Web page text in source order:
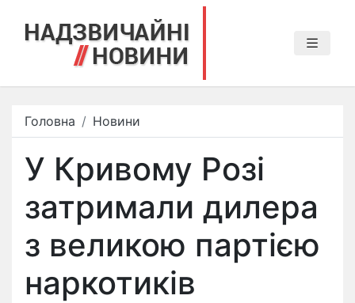
Головна Новини
У Кривому Розі
затримали дилера
з великою партією
наркотиків